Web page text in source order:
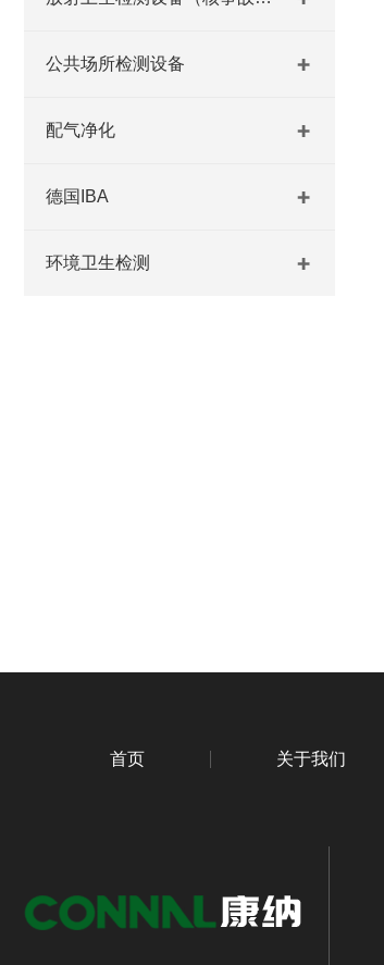
公共场所检测设备
配气净化
德国IBA
环境卫生检测
首页 关于我们